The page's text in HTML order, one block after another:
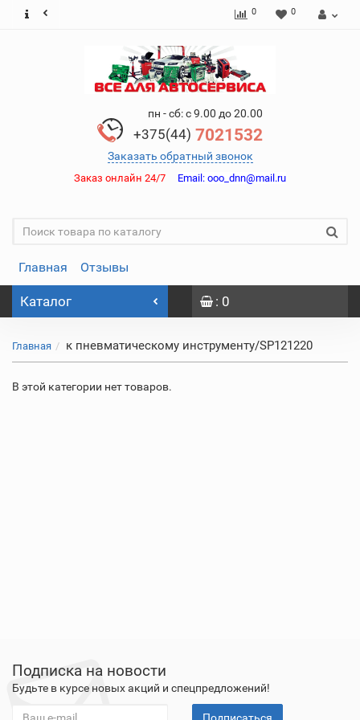
0 0
пн - сб: с 9.00 до 20.00
+375(44) 7021532
Заказать обратный звонок
Заказ онлайн 24/7 Email: ooo_dnn@mail.ru
Главная Отзывы
Каталог : 0
Главная к пневматическому инструменту/SP121220
В этой категории нет товаров.
Подписка на новости
Будьте в курсе новых акций и спецпредложений!